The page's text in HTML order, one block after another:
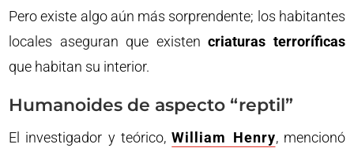
Pero existe algo aún más sorprendente; los habitantes
locales aseguran que existencriaturas terroríficas
que habitan su interior.
Humanoides de aspecto “reptil”
El investigador y teórico,William Henry, mencionó